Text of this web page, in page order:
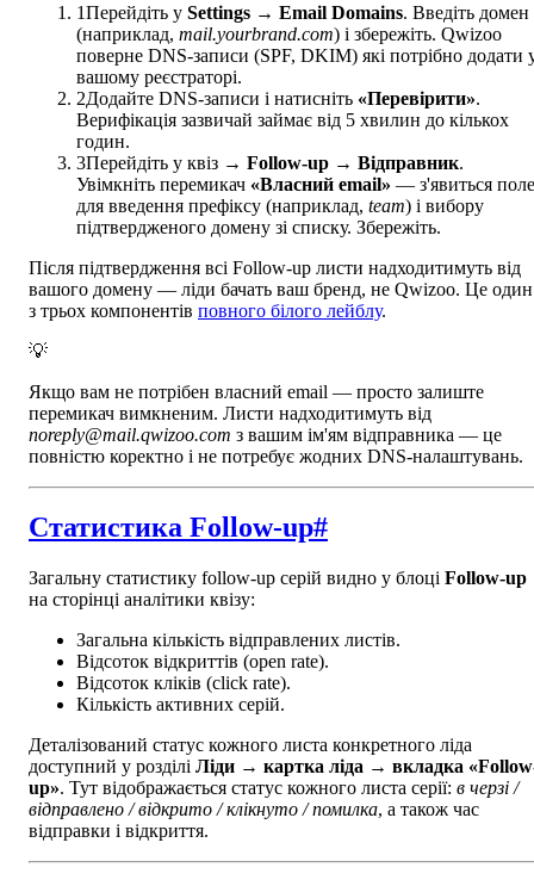
1Перейдіть у Settings → Email Domains. Введіть домен
(наприклад, mail.yourbrand.com) і збережіть. Qwizoo
поверне DNS-записи (SPF, DKIM) які потрібно додати
вашому реєстраторі.
2Додайте DNS-записи і натисніть «Перевірити».
Верифікація зазвичай займає від 5 хвилин до кількох
годин.
3Перейдіть у квіз → Follow-up → Відправник.
Увімкніть перемикач «Власний email» — з'явиться поле
для введення префіксу (наприклад, team) і вибору
підтвердженого домену зі списку. Збережіть.
Після підтвердження всі Follow-up листи надходитимуть від
вашого домену — ліди бачать ваш бренд, не Qwizoo. Це один
з трьох компонентів повного білого лейблу.
💡
Якщо вам не потрібен власний email — просто залиште
перемикач вимкненим. Листи надходитимуть від
noreply@mail.qwizoo.com з вашим ім'ям відправника — це
повністю коректно і не потребує жодних DNS-налаштувань.
Статистика Follow-up#
Загальну статистику follow-up серій видно у блоці Follow-up
на сторінці аналітики квізу:
Загальна кількість відправлених листів.
Відсоток відкриттів (open rate).
Відсоток кліків (click rate).
Кількість активних серій.
Деталізований статус кожного листа конкретного ліда
доступний у розділі Ліди → картка ліда → вкладка
up». Тут відображається статус кожного листа серії: в черзі /
відправлено / відкрито / клікнуто / помилка, а також час
відправки і відкриття.